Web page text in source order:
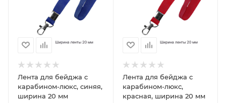
Лента для бейджа c
карабином-люкс, синяя,
ширина 20 мм
Лента для бейджа c
карабином-люкс,
красная, ширина 20 мм